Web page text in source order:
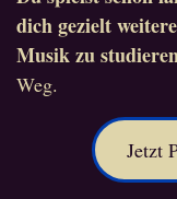
dich gezielt
Musik zu
Weg.
Jetzt